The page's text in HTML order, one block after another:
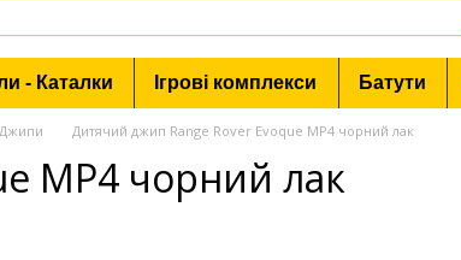
- Каталки Ігрові комплекси Батути
Джипи Дитячий джип Range Rover Evoque MP4 чорний лак
MP4 чорний лак